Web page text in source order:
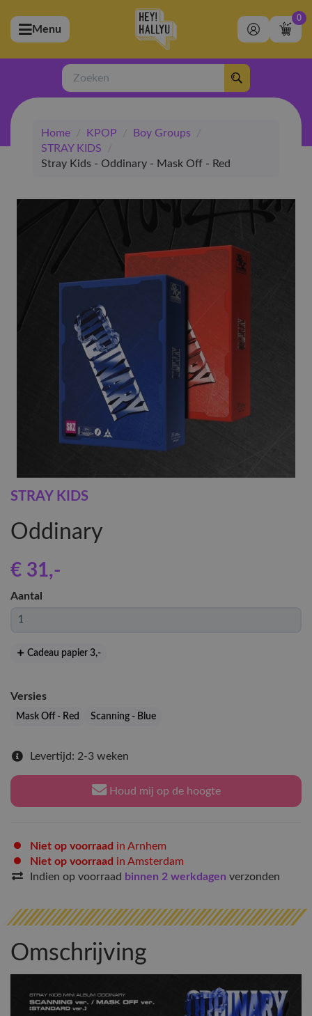
(Artiesten)
(Merchandise)
(Exclusive)
(Winkel)
Menu
0
Zoeken
Home / KPOP / Boy Groups
/
STRAY KIDS
/
Stray Kids - Oddinary - Mask Off - Red
STRAY KIDS
Oddinary
€ 31,-
Aantal
Cadeau papier 3,-
Versies
Mask Off - Red Scanning - Blue
Levertijd: 2-3 weken
Houd mij op de hoogte
Niet op voorraad in Arnhem
Niet op voorraad in Amsterdam
Indien op voorraad binnen 2 werkdagen verzonden
Omschrijving